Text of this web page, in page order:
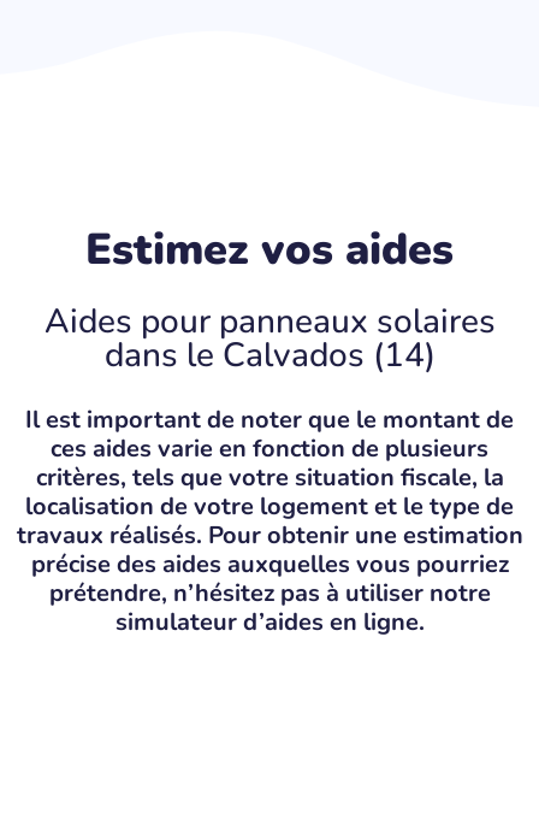
Estimez vos aides
Aides pour panneaux solaires
dans le Calvados (14)
Il est important de noter que le montant de
ces aides varie en fonction de plusieurs
critères, tels que votre situation fiscale, la
localisation de votre logement et le type de
travaux réalisés. Pour obtenir une estimation
précise des aides auxquelles vous pourriez
prétendre, n’hésitez pas à utiliser notre
simulateur d’aides en ligne.